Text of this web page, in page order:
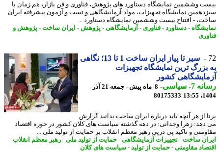
وششمین نمایشگاه دستاورد های پژوهش، فناوری و فن بازار، هم زمان با
نمایشگاه تجهیزات، مواد آزمایشگاهی و تست و آزمون پیشرفته ایران
- افتتاح بیست وششمین نمایشگاه دستاورد ...
-دستاورد-فناوری- آزمایشگاهی-پژوهش-ایران ساخت-پژوهش و
سیر تا پیاز ایران ساخت 1 تا 13؛ نگاهی
بزرگ ترین نمایشگاه تجهیزات
کشور
7
-سیاسی-
8 ماه پیش - جمعه 21 آذر
80175333
از هر آنچه باید درباره ایران ساخت بدانید گزارش
زهرا وجدانی: در دهه گذشته سیاست های کلان کشور در حوزه اقتصاد
و تاکید پی درپی رهبر معظم انقلاب بر حمایت از تولید ملی ...
ساخت-تجهیزات آزمایشگاهی-حمایت از تولید ملی -رهبر معظم انقلاب-
مقاومتی-حمایت از تولید-سیاست های کلان